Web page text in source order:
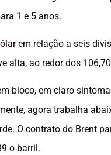
1 e 5 anos.
em relação a seis
alta, ao redor dos
bloco, em claro
agora trabalha
O contrato do Brent
o barril.